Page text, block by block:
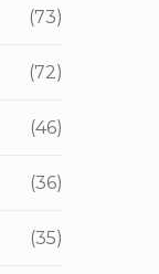
(73)
(72)
(46)
(36)
(35)